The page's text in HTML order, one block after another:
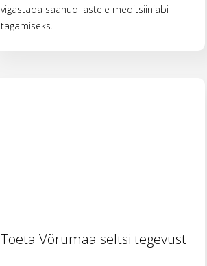
vigastada saanud lastele meditsiiniabi
tagamiseks.
Toeta Võrumaa seltsi tegevust